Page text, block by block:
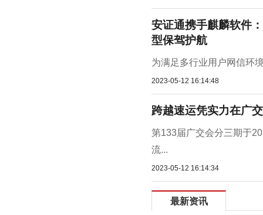
安证通携手麒麟软件
型保驾护航
为满足多行业用户网信环
2023-05-12 16:14:48
跨越速运凭实力在广
第133届广交会分三期于
流...
2023-05-12 16:14:34
最新资讯